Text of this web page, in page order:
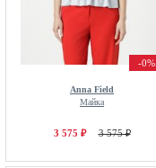
-0%
Anna Field
Майка
3 575 ₽ 3 575 ₽